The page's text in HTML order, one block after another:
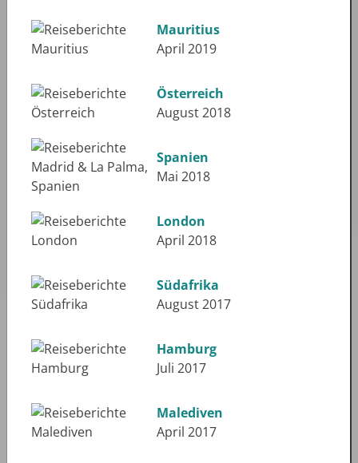
Mauritius
April 2019
Österreich
August 2018
Spanien
Mai 2018
London
April 2018
Südafrika
August 2017
Hamburg
Juli 2017
Malediven
April 2017